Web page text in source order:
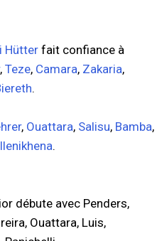
Hütterfait confiance à
, Teze, Camara, Zakaria,
.
, Ouattara, Salisu, Bamba,
Ilenikhena.
débute avec Penders,
Ouattara, Luis,